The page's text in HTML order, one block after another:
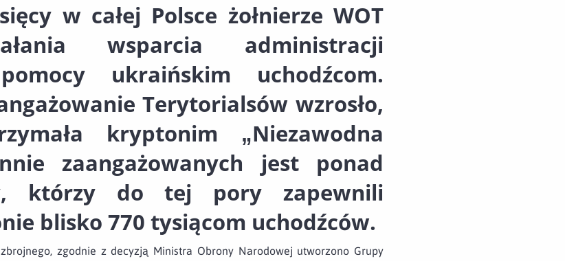
w całej Polsce żołnierze WOT
wsparcia administracji
ukraińskim uchodźcom.
Terytorialsów wzrosło,
kryptonim „Niezawodna
zaangażowanych jest ponad
którzy do tej pory zapewnili
blisko 770 tysiącom uchodźców.
zgodnie z decyzją Ministra Obrony Narodowej utworzono Grupy